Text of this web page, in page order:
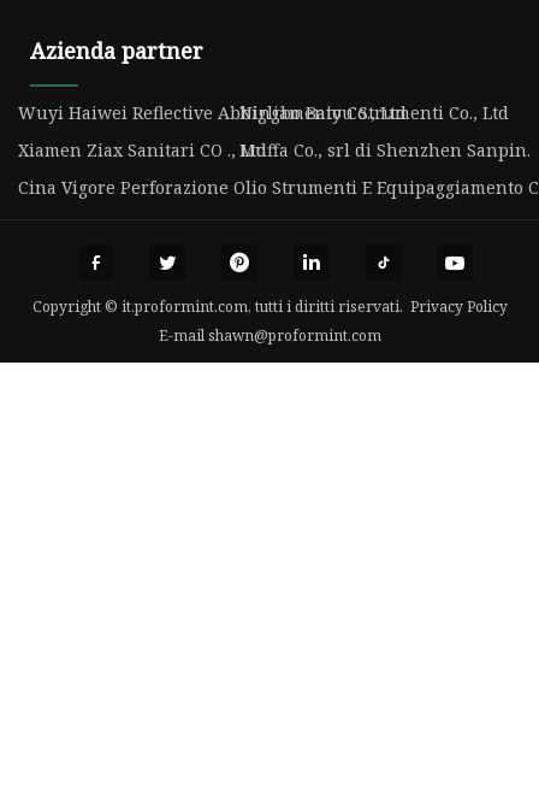
Azienda partner
Wuyi Haiwei Reflective Abbigliamento Co., Ltd
Ningbo Baiyu Strumenti Co., Ltd
Xiamen Ziax Sanitari CO ., LtdMuffa Co., srl di Shenzhen Sanpin.
Cina Vigore Perforazione Olio Strumenti E Equipaggiamento
Copyright © it.proformint.com, tutti i diritti riservati. Privacy Policy
E-mail shawn@proformint.com